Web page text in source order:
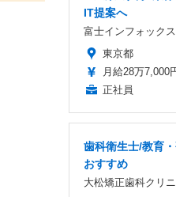
IT提案へ
富士インフォック
東京都
月給28万7,000
正社員
歯科衛生士/教育
おすすめ
大松矯正歯科クリ